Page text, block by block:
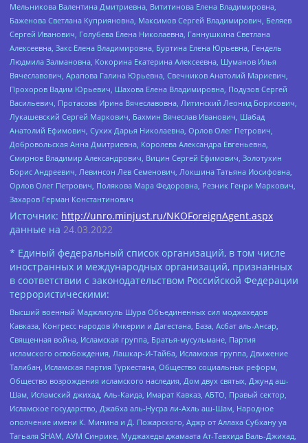
Мельникова Валентина Дмитриевна, Вититинова Елена Владимировна,
Баженова Светлана Куприяновна, Максимов Сергей Владимирович, Беляев
Сергей Иванович, Голубева Елена Николаевна, Ганнушкина Светлана
Алексеевна, Закс Елена Владимировна, Буртина Елена Юрьевна, Гендель
Людмила Залмановна, Кокорина Екатерина Алексеевна, Шуманов Илья
Вячеславович, Арапова Галина Юрьевна, Свечников Анатолий Мариевич,
Прохоров Вадим Юрьевич, Шахова Елена Владимировна, Подузов Сергей
Васильевич, Протасова Ирина Вячеславовна, Литинский Леонид Борисович,
Лукашевский Сергей Маркович, Бахмин Вячеслав Иванович, Шабад
Анатолий Ефимович, Сухих Дарья Николаевна, Орлов Олег Петрович,
Добровольская Анна Дмитриевна, Королева Александра Евгеньевна,
Смирнов Владимир Александрович, Вицин Сергей Ефимович, Золотухин
Борис Андреевич, Левинсон Лев Семенович, Локшина Татьяна Иосифовна,
Орлов Олег Петрович, Полякова Мара Федоровна, Резник Генри Маркович,
Захаров Герман Константинович
Источник: http://unro.minjust.ru/NKOForeignAgent.aspx
данные на 24.03.2022
* Единый федеральный список организаций, в том числе
иностранных и международных организаций, признанных
в соответствии с законодательством Российской Федерации
террористическими:
Высший военный Маджлисуль Шура Объединенных сил моджахедов
Кавказа, Конгресс народов Ичкерии и Дагестана, База, Асбат аль-Ансар,
Священная война, Исламская группа, Братья-мусульмане, Партия
исламского освобождения, Лашкар-И-Тайба, Исламская группа, Движение
Талибан, Исламская партия Туркестана, Общество социальных реформ,
Общество возрождения исламского наследия, Дом двух святых, Джунд аш-
Шам, Исламский джихад, Аль-Каида, Имарат Кавказ, АБТО, Правый сектор,
Исламское государство, Джабха аль-Нусра ли-Ахль аш-Шам, Народное
ополчение имени К. Минина и Д. Пожарского, Аджр от Аллаха Субхану уа
Тагьаля SHAM, АУМ Синрике, Муджахеды джамаата Ат-Тавхида Валь-Джихад,